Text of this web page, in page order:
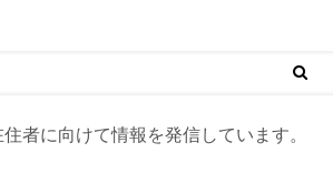
者に向けて情報を発信しています。